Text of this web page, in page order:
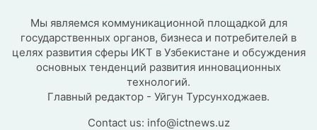
Мы являемся коммуникационной площадкой для
государственных органов, бизнеса и потребителей в
целях развития сферы ИКТ в Узбекистане и обсуждения
основных тенденций развития инновационных
технологий.
Главный редактор - Уйгун Турсунходжаев.
Contact us: info@ictnews.uz